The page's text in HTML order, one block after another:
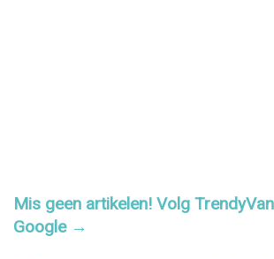
Mis geen artikelen! Volg
Google →